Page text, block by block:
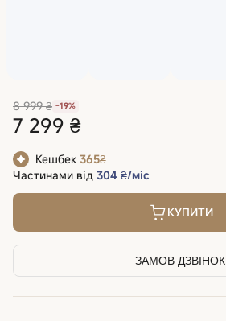
8 999 ₴ -19%
7 299 ₴
КУПИТИ
ЗАМОВ ДЗВІНОК
Кешбек 365₴
Частинами від 304 ₴/міс